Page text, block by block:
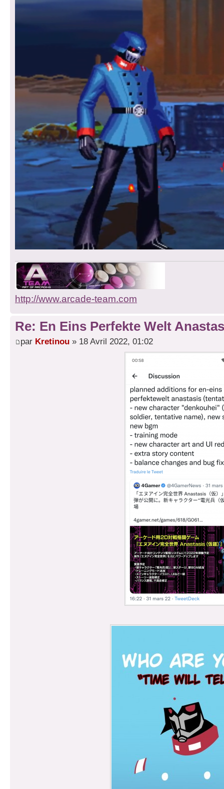
http://www.arcade-team.com
Re: En Eins Perfekte Welt
par Kretinou » 18 Avril 2022, 01:02